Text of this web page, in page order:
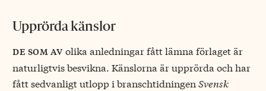
Upprörda känslor
de som av olika anledningar fått lämna förlaget är
naturligtvis besvikna. Känslorna är upprörda och har
fått sedvanligt utlopp i branschtidningenSvensk